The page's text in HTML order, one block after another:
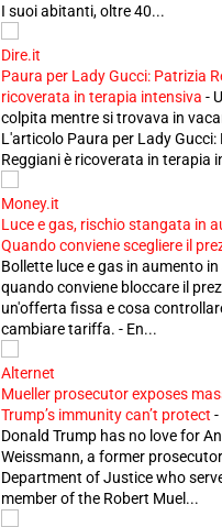
I suoi abitanti, oltre 40...
Dire.it
Paura per Lady Gucci: Patrizia
ricoverata in terapia intensiva -
colpita mentre si trovava in
L'articolo Paura per Lady Gucci:
Reggiani è ricoverata in terapia
Money.it
Luce e gas, rischio stangata in
Quando conviene scegliere il
Bollette luce e gas in aumento
quando conviene bloccare il
un'offerta fissa e cosa
cambiare tariffa. - En...
Alternet
Mueller prosecutor exposes
Trump’s immunity can’t protect -
Donald Trump has no love for
Weissmann, a former
Department of Justice who
member of the Robert Muel...